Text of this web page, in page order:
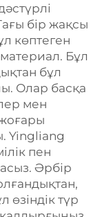
бір жақсы
көптеген
Бұл
бұл
Олар басқа
мен
Yingliang
пен
Әрбір
өзіндік түр